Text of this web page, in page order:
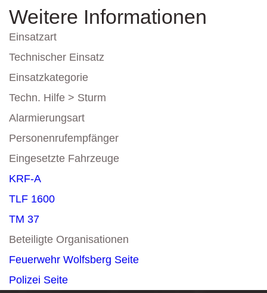
Weitere Informationen
Einsatzart
Technischer Einsatz
Einsatzkategorie
Techn. Hilfe > Sturm
Alarmierungsart
Personenrufempfänger
Eingesetzte Fahrzeuge
KRF-A
TLF 1600
TM 37
Beteiligte Organisationen
Feuerwehr Wolfsberg Seite
Polizei Seite